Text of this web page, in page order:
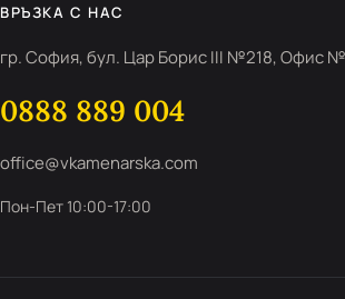
ВРЪЗКА С НАС
гр. София, бул. Цар Борис III №218, Офис
0888 889 004
office@vkamenarska.com
Пон-Пет 10:00-17:00